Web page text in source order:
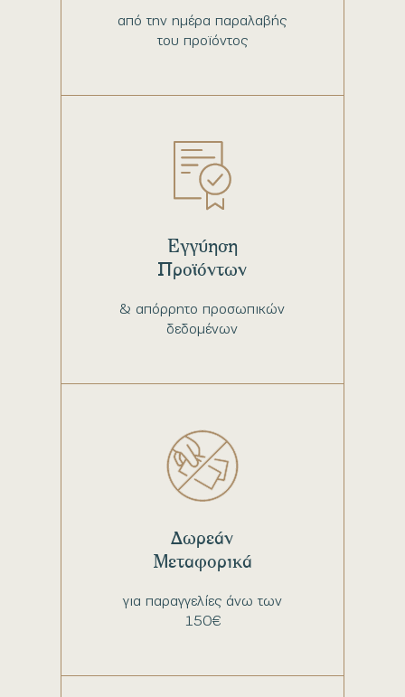
από την ημέρα παραλαβής
του προϊόντος
& απόρρητο προσωπικών
δεδομένων
Εγγύηση
Προϊόντων
για παραγγελίες άνω των
150€
Δωρεάν
Μεταφορικά